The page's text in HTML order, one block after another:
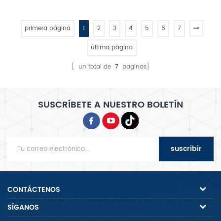
contra fugas horno eléctrico
de tres pisos para panaderia
primera página
1 2 3 4 5 6 7
última página
[ un total de 7 paginas]
SUSCRÍBETE A NUESTRO BOLETÍN
suscribir
CONTÁCTENOS
SÍGANOS